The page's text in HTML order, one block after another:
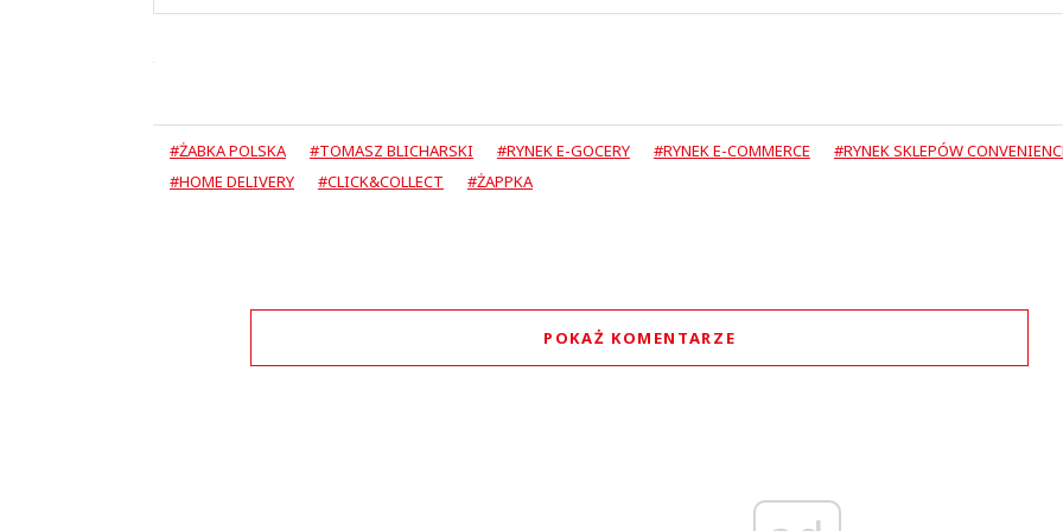
#ŻABKA POLSKA #TOMASZ BLICHARSKI #RYNEK E-GOCERY #RYNEK E-COMMERCE
#RYNEK SKLEPÓW
#HOME DELIVERY
#CLICK&COLLECT #ŻAPPKA
POKAŻ KOMENTARZE